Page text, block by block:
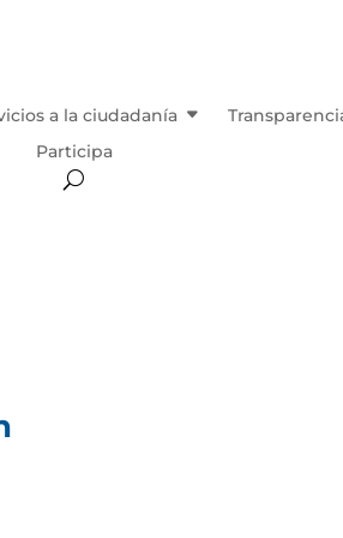
a la ciudadanía
Participa